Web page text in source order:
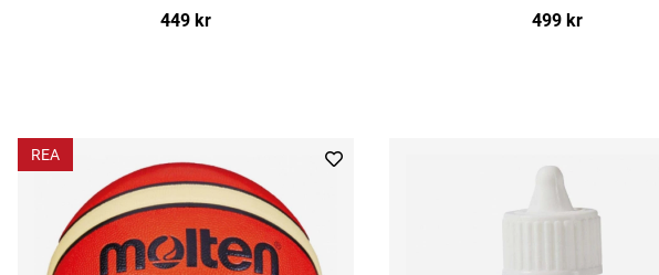
449 kr 499 kr
REA